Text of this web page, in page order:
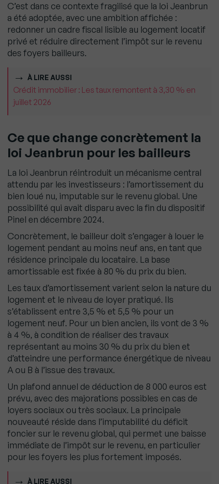
C’est dans ce contexte fragilisé que la loi Jeanbrun
a été adoptée, avec une ambition affichée :
redonner un cadre fiscal lisible au logement locatif
privé et réduire directement l’impôt sur le revenu
des foyers bailleurs.
À LIRE AUSSI
Crédit immobilier : Les taux remontent à 3,30 % en
juillet 2026
Ce que change concrètement la
loi Jeanbrun pour les bailleurs
La loi Jeanbrun réintroduit un mécanisme central
attendu par les investisseurs : l’amortissement du
bien loué nu, imputable sur le revenu global. Une
possibilité qui avait disparu avec la fin du dispositif
Pinel en décembre 2024.
Concrètement, le bailleur doit s’engager à louer le
logement pendant au moins neuf ans, en tant que
résidence principale du locataire. La base
amortissable est fixée à 80 % du prix du bien.
Les taux d’amortissement varient selon la nature du
logement et le niveau de loyer pratiqué. Ils
s’établissent entre 3,5 % et 5,5 % pour un
logement neuf. Pour un bien ancien, ils vont de 3 %
à 4 %, à condition de réaliser des travaux
représentant au moins 30 % du prix du bien et
d’atteindre une performance énergétique de niveau
A ou B à l’issue des travaux.
Un plafond annuel de déduction de 8 000 euros est
prévu, avec des majorations possibles en cas de
loyers sociaux ou très sociaux. La principale
nouveauté réside dans l’imputabilité du déficit
foncier sur le revenu global, qui permet une baisse
immédiate de l’impôt sur le revenu, en particulier
pour les foyers les plus fortement imposés.
À LIRE AUSSI